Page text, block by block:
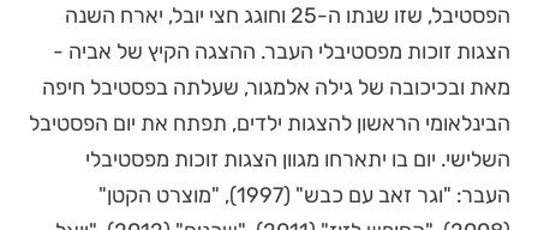
הפסטיבל, שזו שנתו ה-25 וחוגג חצי יובל, יארח השנה
הצגות זוכות מפסטיבלי העבר. ההצגה הקיץ של אביה -
מאת ובכיכובה של גילה אלמגור, שעלתה בפסטיבל חיפה
הבינלאומי הראשון להצגות ילדים, תפתח את יום הפסטיבל
השלישי. יום בו יתארחו מגוון הצגות זוכות מפסטיבלי
העבר: "וגר זאב עם כבש" (1997), "מוצרט הקטן"